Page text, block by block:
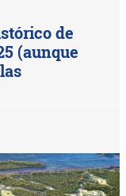
de
(aunque